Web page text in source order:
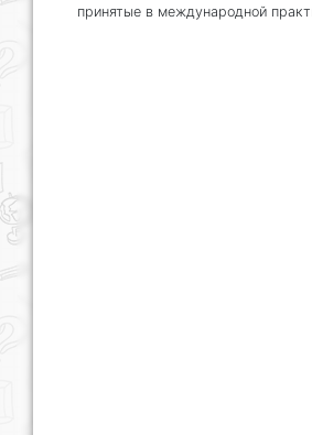
принятые в международной